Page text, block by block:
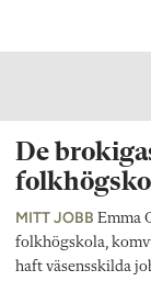
De
MITT JOBB Emma
folkhögskola,
haft väsensskilda